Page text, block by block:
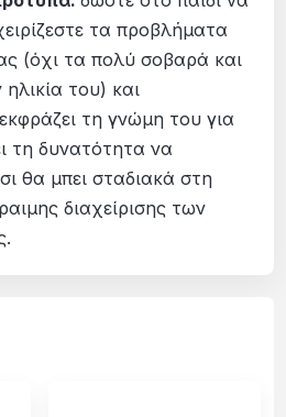
τα προβλήματα
(όχι τα πολύ σοβαρά και
του) και
τη γνώμη του για
τη δυνατότητα να
θα μπει σταδιακά στη
διαχείρισης των